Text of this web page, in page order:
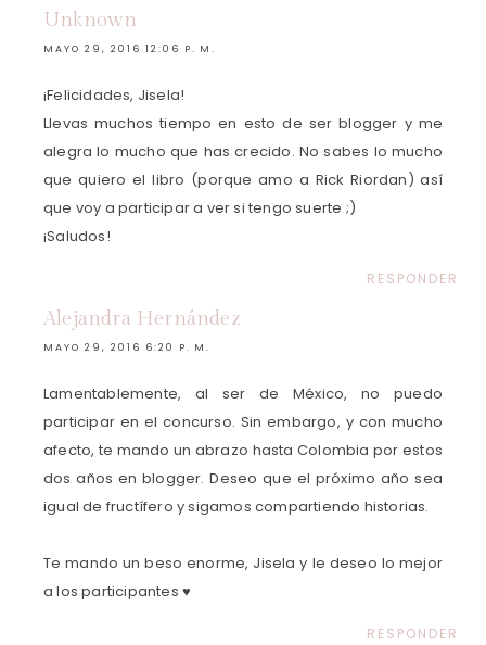
Unknown
MAYO 29, 2016 12:06 P. M.
¡Felicidades, Jisela!
Llevas muchos tiempo en esto de ser blogger y me
alegra lo mucho que has crecido. No sabes lo mucho
que quiero el libro (porque amo a Rick Riordan) así
que voy a participar a ver si tengo suerte ;)
¡Saludos!
RESPONDER
Alejandra Hernández
MAYO 29, 2016 6:20 P. M.
Lamentablemente, al ser de México, no puedo
participar en el concurso. Sin embargo, y con mucho
afecto, te mando un abrazo hasta Colombia por estos
dos años en blogger. Deseo que el próximo año sea
igual de fructífero y sigamos compartiendo historias.
Te mando un beso enorme, Jisela y le deseo lo mejor
a los participantes ♥
RESPONDER